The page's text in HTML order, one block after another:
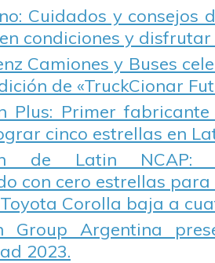
Cuidados y consejos
condiciones y disfrutar
Camiones y Buses
de «TruckCionar
Plus: Primer
cinco estrellas en
de Latin NCAP:
con cero estrellas para
Corolla baja a
Group Argentina
2023.